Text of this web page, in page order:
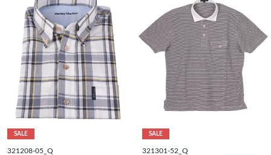
SALE
321208-05_Q
SALE
321301-52_Q